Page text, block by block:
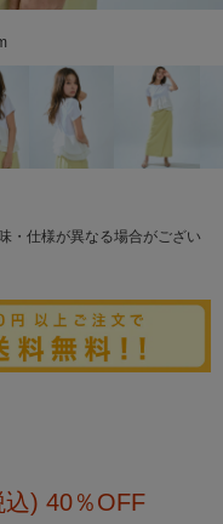
ワイト
ワイト
ワイト
ワイト
ワイト
ワイト
ワイト
ワイト
ワイト
ワイト
ワイト
ワイト
リーン
リーン
リーン
リーン
リーン
リーン
リーン
リーン
リーン
リーン
リーン
ラック
ラック
ラック
ラック
ラック
ラック
ラック
ラック
ラック
ラック
ラック
・仕様が異なる場合がござい
込) 40％OFF